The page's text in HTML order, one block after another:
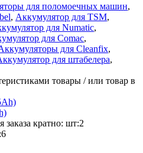
для поломоечных машин,
, Аккумулятор для TSM,
для Numatic,
для Comac,
для Cleanfix,
для штабелера,
товары / или товар в
кратно: шт:2
6